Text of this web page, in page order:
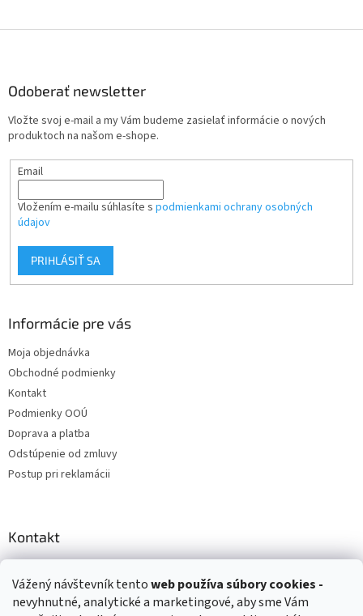
Vážený návštevník tentoweb používasúbory cookies -
nevyhnutné, analytické a marketingové, aby sme Vám
Odoberať newsletter
Vložte svoj e-mail a my Vám budeme zasielať informácie o nových
produktoch na našom e-shope.
Email
Vložením e-mailu súhlasíte s podmienkami ochrany osobných
údajov
PRIHLÁSIŤ SA
Informácie pre vás
Moja objednávka
Obchodné podmienky
Kontakt
Podmienky OOÚ
Doprava a platba
Odstúpenie od zmluvy
Postup pri reklamácii
Kontakt
+421 903 144 673